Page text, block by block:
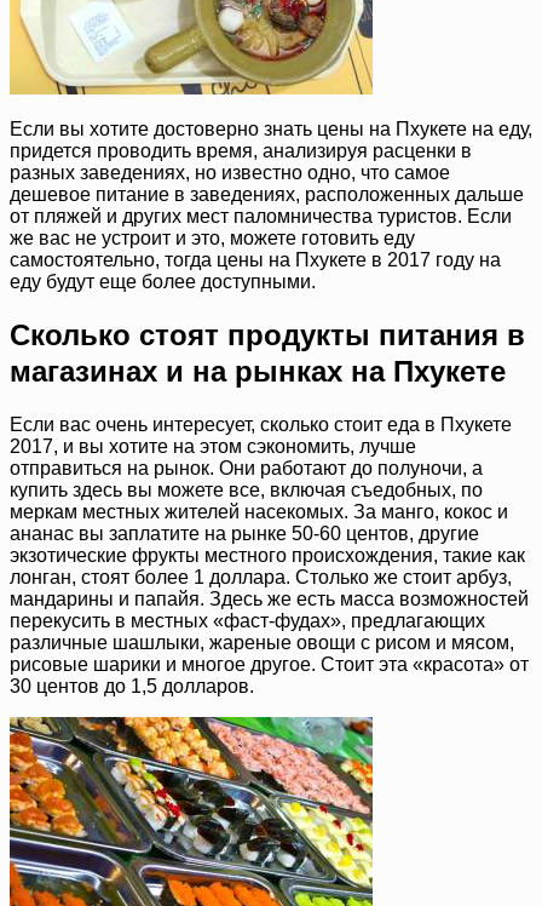
Если вы хотите достоверно знать цены на Пхукете на еду,
придется проводить время, анализируя расценки в
разных заведениях, но известно одно, что самое
дешевое питание в заведениях, расположенных дальше
от пляжей и других мест паломничества туристов. Если
же вас не устроит и это, можете готовить еду
самостоятельно, тогда цены на Пхукете в 2017 году на
еду будут еще более доступными.
Сколько стоят продукты питания в
магазинах и на рынках на Пхукете
Если вас очень интересует, сколько стоит еда в Пхукете
2017, и вы хотите на этом сэкономить, лучше
отправиться на рынок. Они работают до полуночи, а
купить здесь вы можете все, включая съедобных, по
меркам местных жителей насекомых. За манго, кокос и
ананас вы заплатите на рынке 50-60 центов, другие
экзотические фрукты местного происхождения, такие как
лонган, стоят более 1 доллара. Столько же стоит арбуз,
мандарины и папайя. Здесь же есть масса возможностей
перекусить в местных «фаст-фудах», предлагающих
различные шашлыки, жареные овощи с рисом и мясом,
рисовые шарики и многое другое. Стоит эта «красота» от
30 центов до 1,5 долларов.